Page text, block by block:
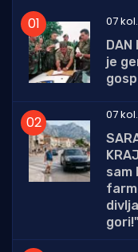
07
DAN
je
07
sam
gori!"